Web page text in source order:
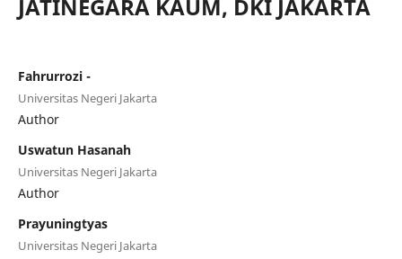
JATINEGARA KAUM, DKI JAKARTA
Fahrurrozi -
Universitas Negeri Jakarta
Author
Uswatun Hasanah
Universitas Negeri Jakarta
Author
Prayuningtyas
Universitas Negeri Jakarta